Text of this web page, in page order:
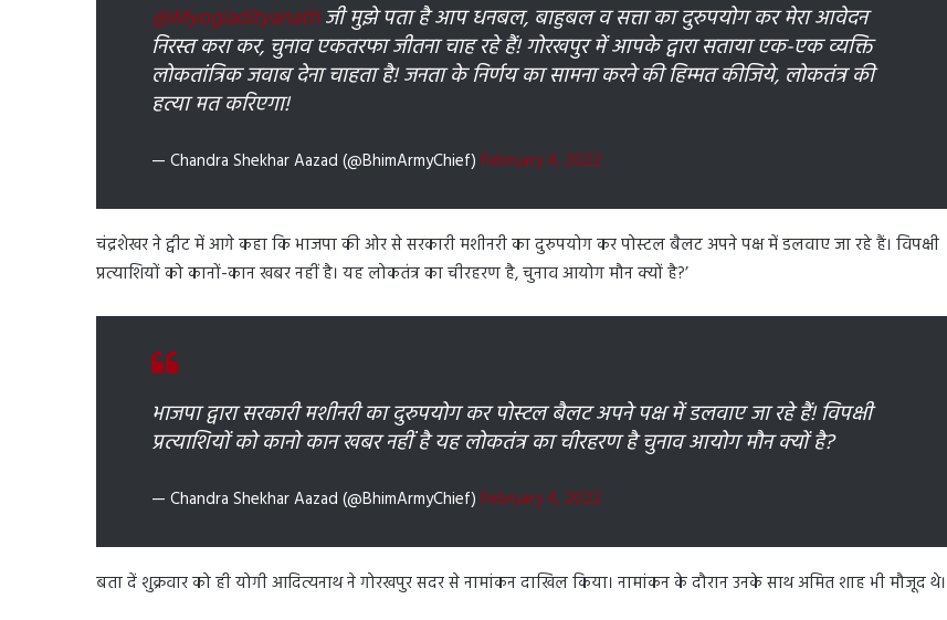
@Myogiadityanathजी मुझे पता है आप धनबल, बाहुबल व सत्ता का दुरुपयोग कर मेरा आवेदन
निरस्त करा कर, चुनाव एकतरफा जीतना चाह रहे हैं! गोरखपुर में आपके द्वारा सताया एक-एक व्यक्ति
लोकतांत्रिक जवाब देना चाहता है! जनता के निर्णय का सामना करने की हिम्मत कीजिये, लोकतंत्र की
हत्या मत करिएगा!
— Chandra Shekhar Aazad (@BhimArmyChief) February 4, 2022
चंद्रशेखर ने ट्वीट में आगे कहा कि भाजपा की ओर से सरकारी मशीनरी का दुरुपयोग कर पोस्टल बैलट अपने पक्ष में डलवाए जा रहे हैं। विपक्षी
प्रत्याशियों को कानों-कान खबर नहीं है। यह लोकतंत्र का चीरहरण है, चुनाव आयोग मौन क्यों है?’
भाजपा द्वारा सरकारी मशीनरी का दुरुपयोग कर पोस्टल बैलट अपने पक्ष में डलवाए जा रहे हैं! विपक्षी
प्रत्याशियों को कानो कान खबर नहीं है यह लोकतंत्र का चीरहरण है चुनाव आयोग मौन क्यों है?
— Chandra Shekhar Aazad (@BhimArmyChief) February 4, 2022
बता दें शुक्रवार को ही योगी आदित्यनाथ ने गोरखपुर सदर से नामांकन दाखिल किया। नामांकन के दौरान उनके साथ अमित शाह भी मौजूद थे।